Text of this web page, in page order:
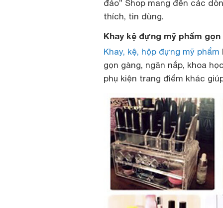
đáo” Shop mang đến các
thích, tin dùng.
Khay kệ đựng mỹ phẩm
Khay, kệ, hộp đựng mỹ phẩm
gọn gàng, ngăn nắp, khoa
phụ kiện trang điểm khác